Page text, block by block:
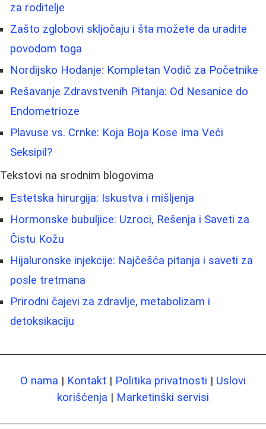
za roditelje
Zašto zglobovi skljočaju i šta možete da uradite
povodom toga
Nordijsko Hodanje: Kompletan Vodič za Početnike
Rešavanje Zdravstvenih Pitanja: Od Nesanice do
Endometrioze
Plavuse vs. Crnke: Koja Boja Kose Ima Veći
Seksipil?
Tekstovi na srodnim blogovima
Estetska hirurgija: Iskustva i mišljenja
Hormonske bubuljice: Uzroci, Rešenja i Saveti za
Čistu Kožu
Hijaluronske injekcije: Najčešća pitanja i saveti za
posle tretmana
Prirodni čajevi za zdravlje, metabolizam i
detoksikaciju
O nama | Kontakt | Politika privatnosti | Uslovi
korišćenja | Marketinški servisi